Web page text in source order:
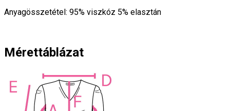
Anyagösszetétel: 95% viszkóz 5% elasztán
Mérettáblázat